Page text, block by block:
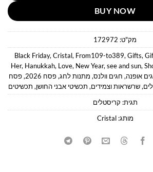
BUY NOW
מק"ט: 172972
Black Friday,Cristal, From109-to389,Gifts,
Her, Hanukkah, Love, New Year,see and sun,
אופנה, חגים וולנס, מתנות לחג,פסח 2026 ,פסח
,שרשראות וצמידים, תכשיטי אבני החושן, תכשיטים
תגית: קריסטלים
מותג:Cristal